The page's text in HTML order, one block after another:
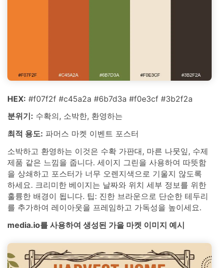
HEX: #f07f2f #c45a2a #6b7d3a #f0e3cf #3b2f2a
분위기: 수확의, 소박한, 환영하는
최적 용도: 파머스 마켓 이벤트 포스터
소박하고 환영하는 이것은 수확 가판대, 마른 나뭇잎, 수제
제품 같은 느낌을 줍니다. 세이지 그린을 사용하여 따뜻함
을 상쇄하고 포스터가 너무 오렌지색으로 기울지 않도록
하세요. 크리미한 베이지는 날짜와 위치 세부 정보를 위한
훌륭한 배경이 됩니다. 팁: 진한 브라운으로 단순한 테두리
를 추가하여 레이아웃을 프레임하고 가독성을 높이세요.
media.io를 사용하여 생성된 가을 마켓 이미지 예시